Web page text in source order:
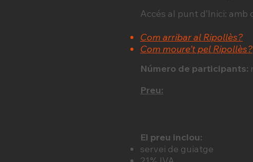
Accés al punt d’Inici:
Com arribar al Ripollès?
Com moure’t pel Ripollès?
Número de participants:
Preu:
El preu inclou:
servei de guiatge